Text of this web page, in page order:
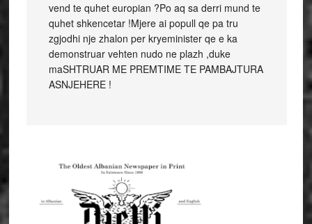
vend te quhet europian ?Po aq sa derri mund te
quhet shkencetar !Mjere ai popull qe pa tru
zgjodhi nje zhalon per kryeminister qe e ka
demonstruar vehten nudo ne plazh ,duke
maSHTRUAR ME PREMTIME TE PAMBAJTURA
ASNJEHERE !